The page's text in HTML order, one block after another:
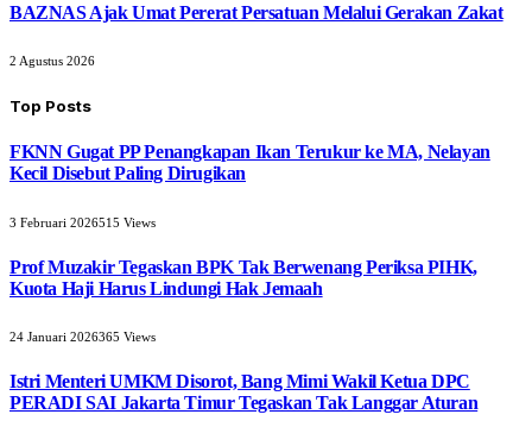
BAZNAS Ajak Umat Pererat Persatuan Melalui Gerakan Zakat
2 Agustus 2026
Top Posts
FKNN Gugat PP Penangkapan Ikan Terukur ke MA, Nelayan
Kecil Disebut Paling Dirugikan
3 Februari 2026515 Views
Prof Muzakir Tegaskan BPK Tak Berwenang Periksa PIHK,
Kuota Haji Harus Lindungi Hak Jemaah
24 Januari 2026365 Views
Istri Menteri UMKM Disorot, Bang Mimi Wakil Ketua DPC
PERADI SAI Jakarta Timur Tegaskan Tak Langgar Aturan